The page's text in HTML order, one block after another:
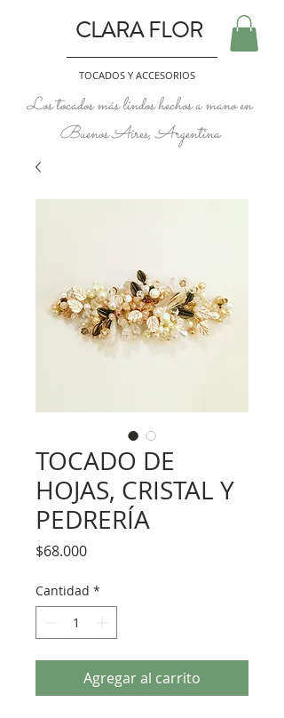
CLARA FLOR
TOCADOS Y ACCESORIOS
Los tocados más lindos hechos a mano en
Buenos Aires, Argentina
TOCADO DE
HOJAS, CRISTAL Y
PEDRERÍA
$68.000Precio
Cantidad *
Agregar al carrito